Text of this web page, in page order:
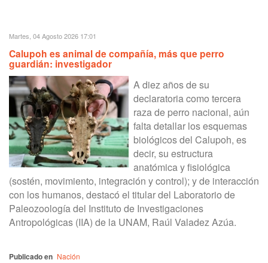
Martes, 04 Agosto 2026 17:01
Calupoh es animal de compañía, más que perro
guardián: investigador
A diez años de su
declaratoria como tercera
raza de perro nacional, aún
falta detallar los esquemas
biológicos del Calupoh, es
decir, su estructura
anatómica y fisiológica
(sostén, movimiento, integración y control); y de interacción
con los humanos, destacó el titular del Laboratorio de
Paleozoología del Instituto de Investigaciones
Antropológicas (IIA) de la UNAM, Raúl Valadez Azúa.
Publicado en Nación